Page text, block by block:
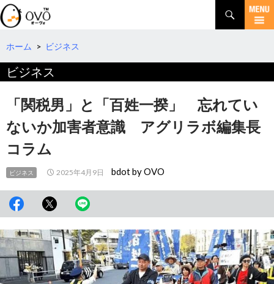
検
索
コ
テ
へ
ホーム > ビジネス
ビジネス
「関税男」と「百姓一揆」 忘れてい
ないか加害者意識 アグリラボ編集長
コラム
ビジネス 2025年4月9日 bdot by OVO